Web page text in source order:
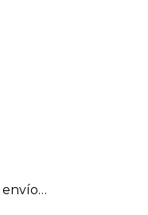
envío…